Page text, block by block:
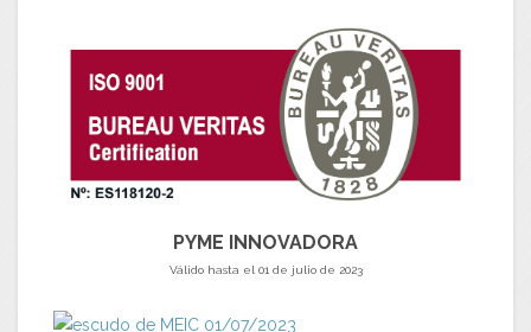
PYME INNOVADORA
Válido hasta el 01 de julio de 2023